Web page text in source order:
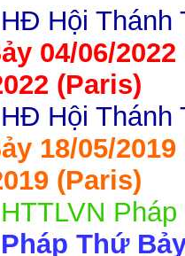
HĐ Hội Thánh
04/06/
(Paris)
HĐ Hội Thánh
18/05/
(Paris)
HTTLVN Pháp
Thứ